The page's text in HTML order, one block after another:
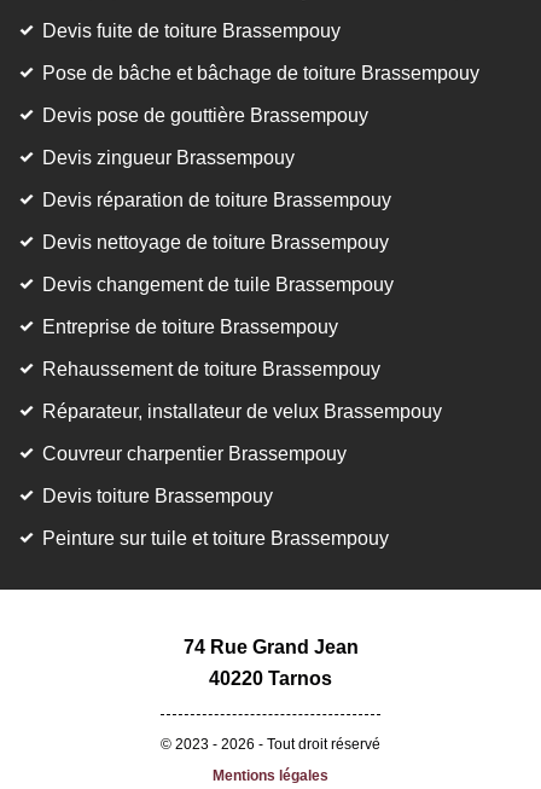
Devis fuite de toiture Brassempouy
Pose de bâche et bâchage de toiture Brassempouy
Devis pose de gouttière Brassempouy
Devis zingueur Brassempouy
Devis réparation de toiture Brassempouy
Devis nettoyage de toiture Brassempouy
Devis changement de tuile Brassempouy
Entreprise de toiture Brassempouy
Rehaussement de toiture Brassempouy
Réparateur, installateur de velux Brassempouy
Couvreur charpentier Brassempouy
Devis toiture Brassempouy
Peinture sur tuile et toiture Brassempouy
74 Rue Grand Jean
40220 Tarnos
© 2023 - 2026 - Tout droit réservé
Mentions légales